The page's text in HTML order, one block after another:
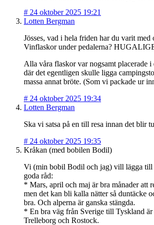
# 24 oktober 2025 19:21
Lotten Bergman
Jösses, vad i hela friden har du varit med
Vinflaskor under pedalerna?
Alla våra flaskor var nogsamt placerade
där det egentligen skulle ligga
massa annat bröte. (Som vi packade ur
# 24 oktober 2025 19:34
Lotten Bergman
Ska vi satsa på en till resa innan det blir
# 24 oktober 2025 19:35
Kråkan (med bobilen Bodil)
Vi (min bobil Bodil och jag) vill lägga till
goda råd:
* Mars, april och maj är bra månader att
men det kan bli kalla nätter så duntäcke
bra. Och alperna är ganska stängda.
* En bra väg från Sverige till Tyskland är
Trelleborg och Rostock.